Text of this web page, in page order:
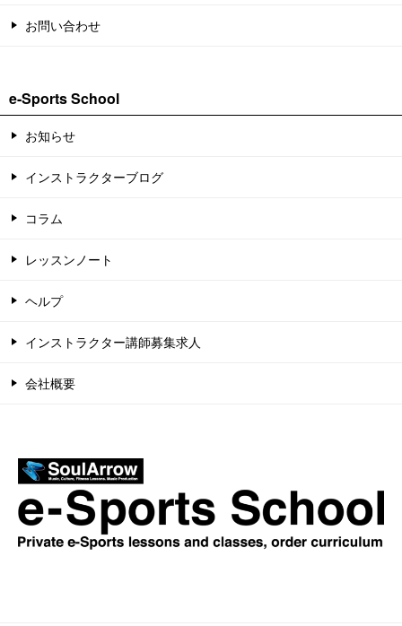
お問い合わせ
e-Sports School
お知らせ
インストラクターブログ
コラム
レッスンノート
ヘルプ
インストラクター講師募集求人
会社概要